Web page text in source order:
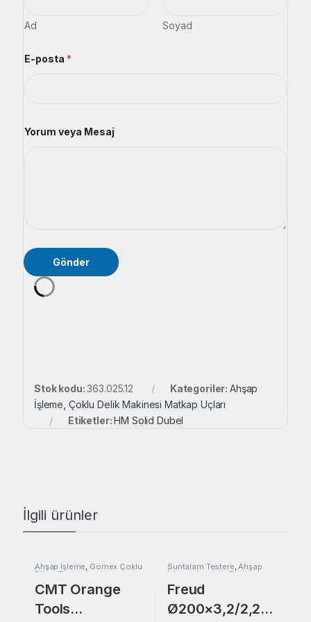
Ad
Soyad
o
E-posta *
Yorum veya Mesaj
Gönder
Stok kodu:363.025.12 Kategoriler: Ahşap
İşleme Çoklu Delik Makinesi Matkap Uçları
Etiketler:HM Solid Dubel
İlgili ürünler
Ahşap İşleme, Gomex Çoklu
Dilme Testereler
CMT Orange
Tools
Suntalam Testere,Ahşap
İşleme Laminat Testereler
Freud
Ø200×3,2/2,2×